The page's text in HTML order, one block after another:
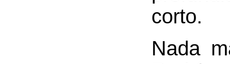
corto.
Nada